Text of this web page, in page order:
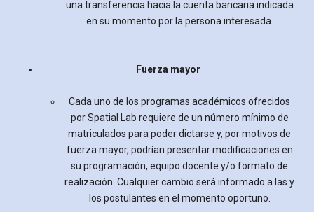
una transferencia hacia la cuenta bancaria indicada
en su momento por la persona interesada.
Fuerza mayor
Cada uno de los programas académicos ofrecidos
por Spatial Lab requiere de un número mínimo de
matriculados para poder dictarse y, por motivos de
fuerza mayor, podrían presentar modificaciones en
su programación, equipo docente y/o formato de
realización. Cualquier cambio será informado a las y
los postulantes en el momento oportuno.